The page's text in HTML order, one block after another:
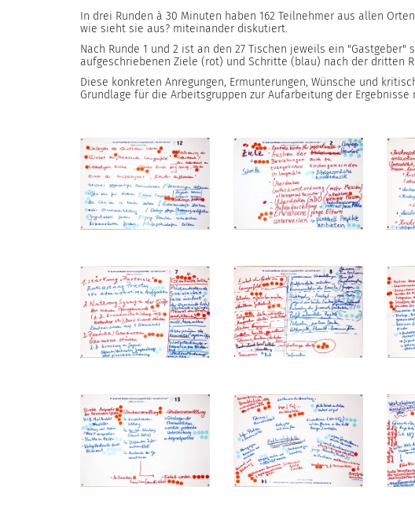
In drei Runden à 30 Minuten haben 162 Teilnehmer aus allen
wie sieht sie aus? miteinander diskutiert.
Nach Runde 1 und 2 ist an den 27 Tischen jeweils ein
aufgeschriebenen Ziele (rot) und Schritte (blau) nach der dritten
Diese konkreten Anregungen, Ermunterungen, Wünsche und
Grundlage für die Arbeitsgruppen zur Aufarbeitung der Ergebnisse